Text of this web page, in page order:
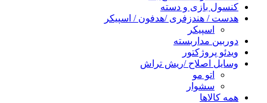
کنسول بازی و دسته
هدست / هندزفری /هدفون / اسپیکر
اسپیکر
دوربین مداربسته
ویدئو پروژکتور
وسایل اصلاح /ریش تراش
اتو مو
سشوار
همه کالاها